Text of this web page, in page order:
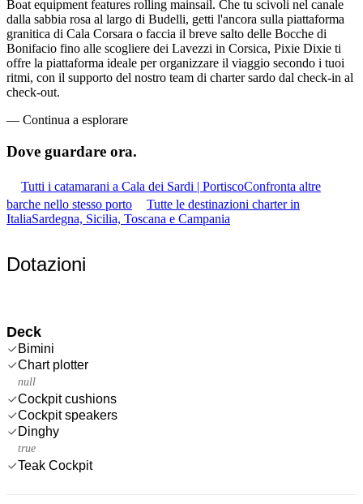
Boat equipment features rolling mainsail. Che tu scivoli nel canale
dalla sabbia rosa al largo di Budelli, getti l'ancora sulla piattaforma
granitica di Cala Corsara o faccia il breve salto delle Bocche di
Bonifacio fino alle scogliere dei Lavezzi in Corsica, Pixie Dixie ti
offre la piattaforma ideale per organizzare il viaggio secondo i tuoi
ritmi, con il supporto del nostro team di charter sardo dal check-in al
check-out.
— Continua a esplorare
Dove guardare ora.
Tutti i catamarani a Cala dei Sardi | PortiscoConfronta altre
barche nello stesso porto
Tutte le destinazioni charter in
ItaliaSardegna, Sicilia, Toscana e Campania
Dotazioni
Deck
Bimini
Chart plotter
null
Cockpit cushions
Cockpit speakers
Dinghy
true
Teak Cockpit